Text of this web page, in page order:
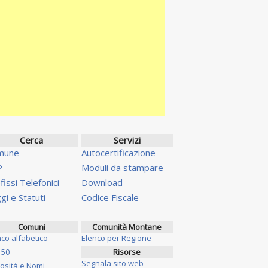
Cerca
Telefonici
e Statuti
Servizi
Autocertificazione
Moduli da stampare
Download
Codice Fiscale
Comuni
alfabetico
e Nomi
Comunità Montane
Elenco per Regione
Risorse
Segnala sito web